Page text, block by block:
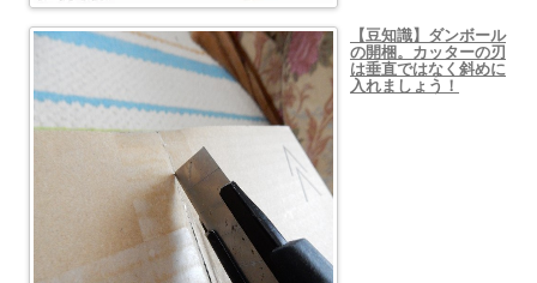
【豆知識】ダンボール
の開梱。カッターの刃
は垂直ではなく斜めに
入れましょう！